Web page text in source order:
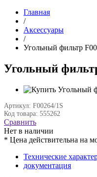
Главная
/
Аксессуары
/
Угольный фильтр
Угольный
Артикул: F00264/1S
Код товара: 555262
Сравнить
Нет в наличии
* Цена действительна на
Технические
документация